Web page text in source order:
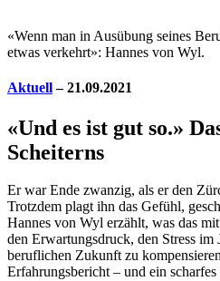
«Wenn man in Ausübung seines
etwas verkehrt»: Hannes von Wyl.
Aktuell– 21.09.2021
«Und es ist gut so.»
Scheiterns
Er war Ende zwanzig, als er den
Trotzdem plagt ihn das Gefühl,
Hannes von Wyl erzählt, was das
den Erwartungsdruck, den Stress
beruflichen Zukunft zu
Erfahrungsbericht – und ein